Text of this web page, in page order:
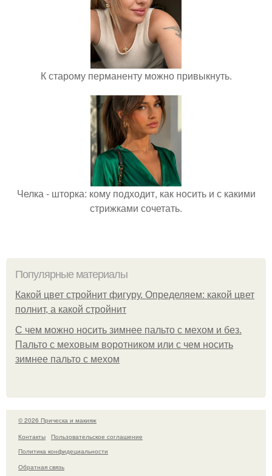
К старому перманенту можно привыкнуть.
Челка - шторка: кому подходит, как носить и с какими
стрижками сочетать.
Популярные материалы
Какой цвет стройнит фигуру. Определяем: какой цвет
полнит, а какой стройнит
C чем можно носить зимнее пальто с мехом и без.
Пальто с меховым воротником или с чем носить
зимнее пальто с мехом
© 2026 Прическа и макияж
Контакты
Пользовательское соглашение
Политика конфидециальности
Обратная связь